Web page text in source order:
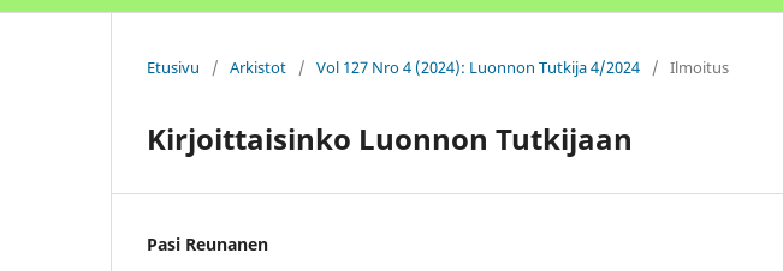
Etusivu / Arkistot / Vol 127 Nro 4 (2024): Luonnon Tutkija 4/2024 / Ilmoitus
Kirjoittaisinko Luonnon Tutkijaan
Pasi Reunanen